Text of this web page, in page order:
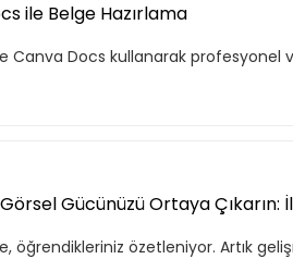
ile Belge Hazırlama
Canva Docs kullanarak profesyonel
Gücünüzü Ortaya Çıkarın:
öğrendikleriniz özetleniyor. Artık
temelde ihtiyaç duyacağı, hem
Teklif Listeme Ekle